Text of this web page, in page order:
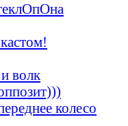
волк
колесо